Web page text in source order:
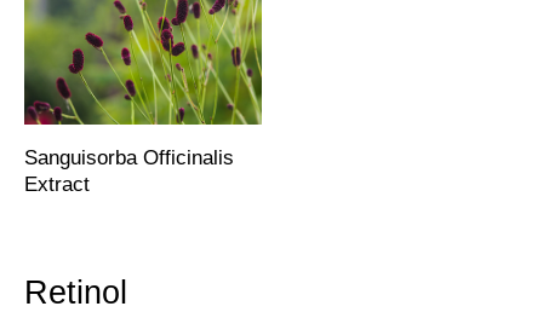
Sanguisorba Officinalis
Extract
Retinol